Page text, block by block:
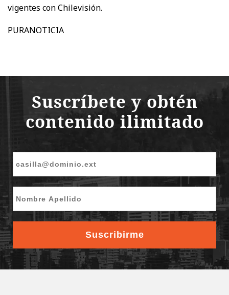
vigentes con Chilevisión.
PURANOTICIA